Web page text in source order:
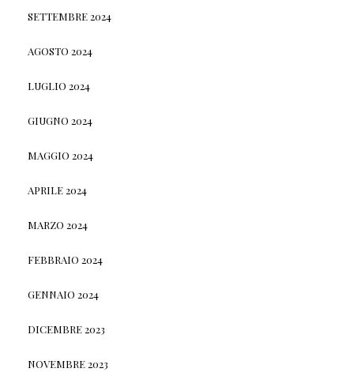
SETTEMBRE 2024
AGOSTO 2024
LUGLIO 2024
GIUGNO 2024
MAGGIO 2024
APRILE 2024
MARZO 2024
FEBBRAIO 2024
GENNAIO 2024
DICEMBRE 2023
NOVEMBRE 2023